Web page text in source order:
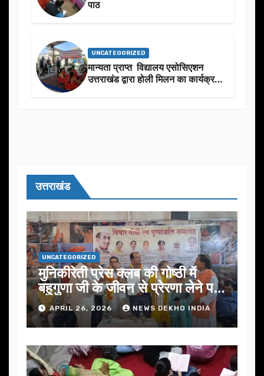
पाठ
UNCATEGORIZED
मान्यता प्राप्त विद्यालय एसोसिएशन
उत्तराखंड द्वारा होली मिलन का कार्यक्रम
उत्तराखंड
UNCATEGORIZED
मुनिकीरेती प्रेस क्लब की गोष्ठी में
बहुगुणा जी के जीवन से प्रेरणा लेने पर
जोरAPRIL 26, 2026 NEWS DEKHO INDIA